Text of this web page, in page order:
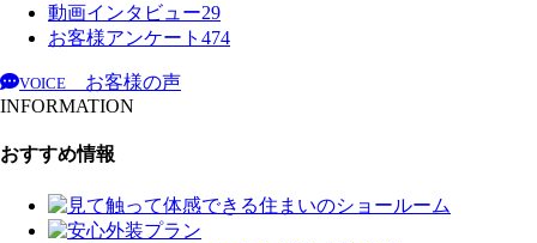
動画インタビュー29
お客様アンケート 474
VOICE
お客様の声
INFORMATION
おすすめ情報